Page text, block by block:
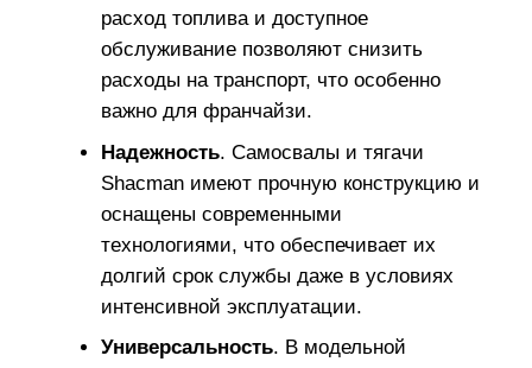
расход топлива и доступное
обслуживание позволяют снизить
расходы на транспорт, что особенно
важно для франчайзи.
Надежность. Самосвалы и тягачи
Shacman имеют прочную конструкцию и
оснащены современными
технологиями, что обеспечивает их
долгий срок службы даже в условиях
интенсивной эксплуатации.
Универсальность. В модельной